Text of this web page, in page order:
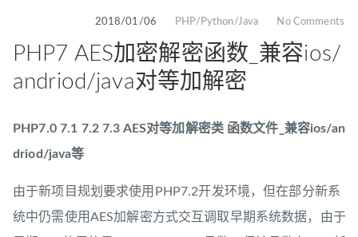
2018/01/06 PHP/Python/Java No Comments
PHP7 AES加密解密函数_兼容ios/
andriod/java对等加解密
PHP7.0 7.1 7.2 7.3 AES对等加解密类 函数文件_兼容ios/an
driod/java等
由于新项目规划要求使用PHP7.2开发环境，但在部分新系
统中仍需使用AES加解密方式交互调取早期系统数据，由于